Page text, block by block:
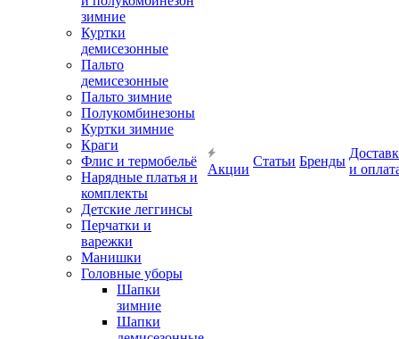
зимние
Куртки
демисезонные
Пальто
демисезонные
Пальто зимние
Полукомбинезоны
Куртки зимние
Краги
Флис и термобельё
Нарядные платья и
комплекты
Детские леггинсы
Перчатки и
варежки
Манишки
Головные уборы
Шапки
зимние
Шапки
Акции
Статьи Бренды
и